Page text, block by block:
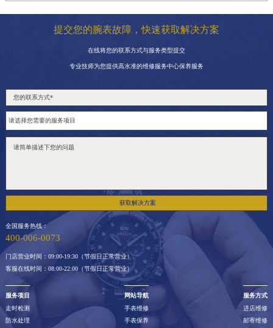
提交您的腕表故障，快速获取解决方案
在线将您的联系方式与服务类型提交
专业技师为您提供高水准的维修服务中心保养服务
获取解决方案
全国服务热线：
400-006-0073
门店营业时间：09:00-19:30（节假日正常营业）
客服在线时间：08:00-22:00（节假日正常营业）
服务项目
走时检测
防水处理
网站导航
手表维修
手表保养
服务方式
进店维修
邮寄维修